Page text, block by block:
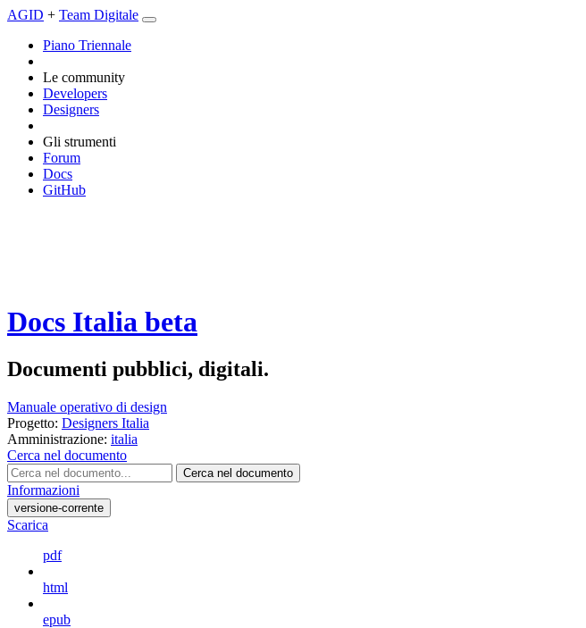
AGID + Team Digitale
Piano Triennale
Le community
Developers
Designers
Gli strumenti
Forum
Docs
GitHub
Docs Italia beta
Documenti pubblici, digitali.
Manuale operativo di design
Progetto: Designers Italia
Amministrazione: italia
Cerca nel documento
Cerca nel documento
Informazioni
versione-corrente
Scarica
pdf
html
epub